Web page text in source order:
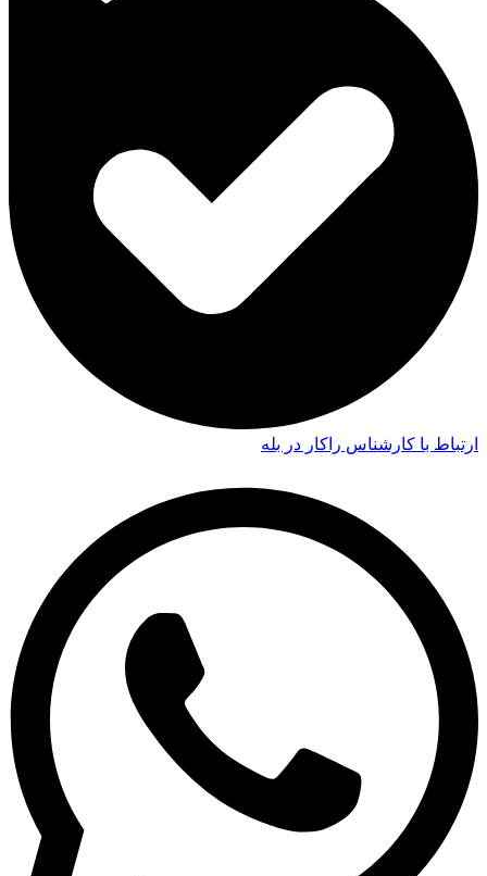
ارتباط با کارشناس راکار در بله